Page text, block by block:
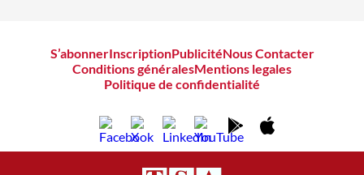
S’abonnerInscriptionPublicitéNous Contacter
Conditions généralesMentions legales
Politique de confidentialité